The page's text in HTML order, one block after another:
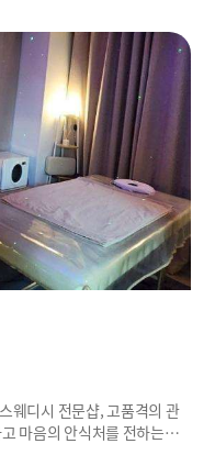
웨디시 전문샵, 고품격의 관
마음의 안식처를 전하는 제